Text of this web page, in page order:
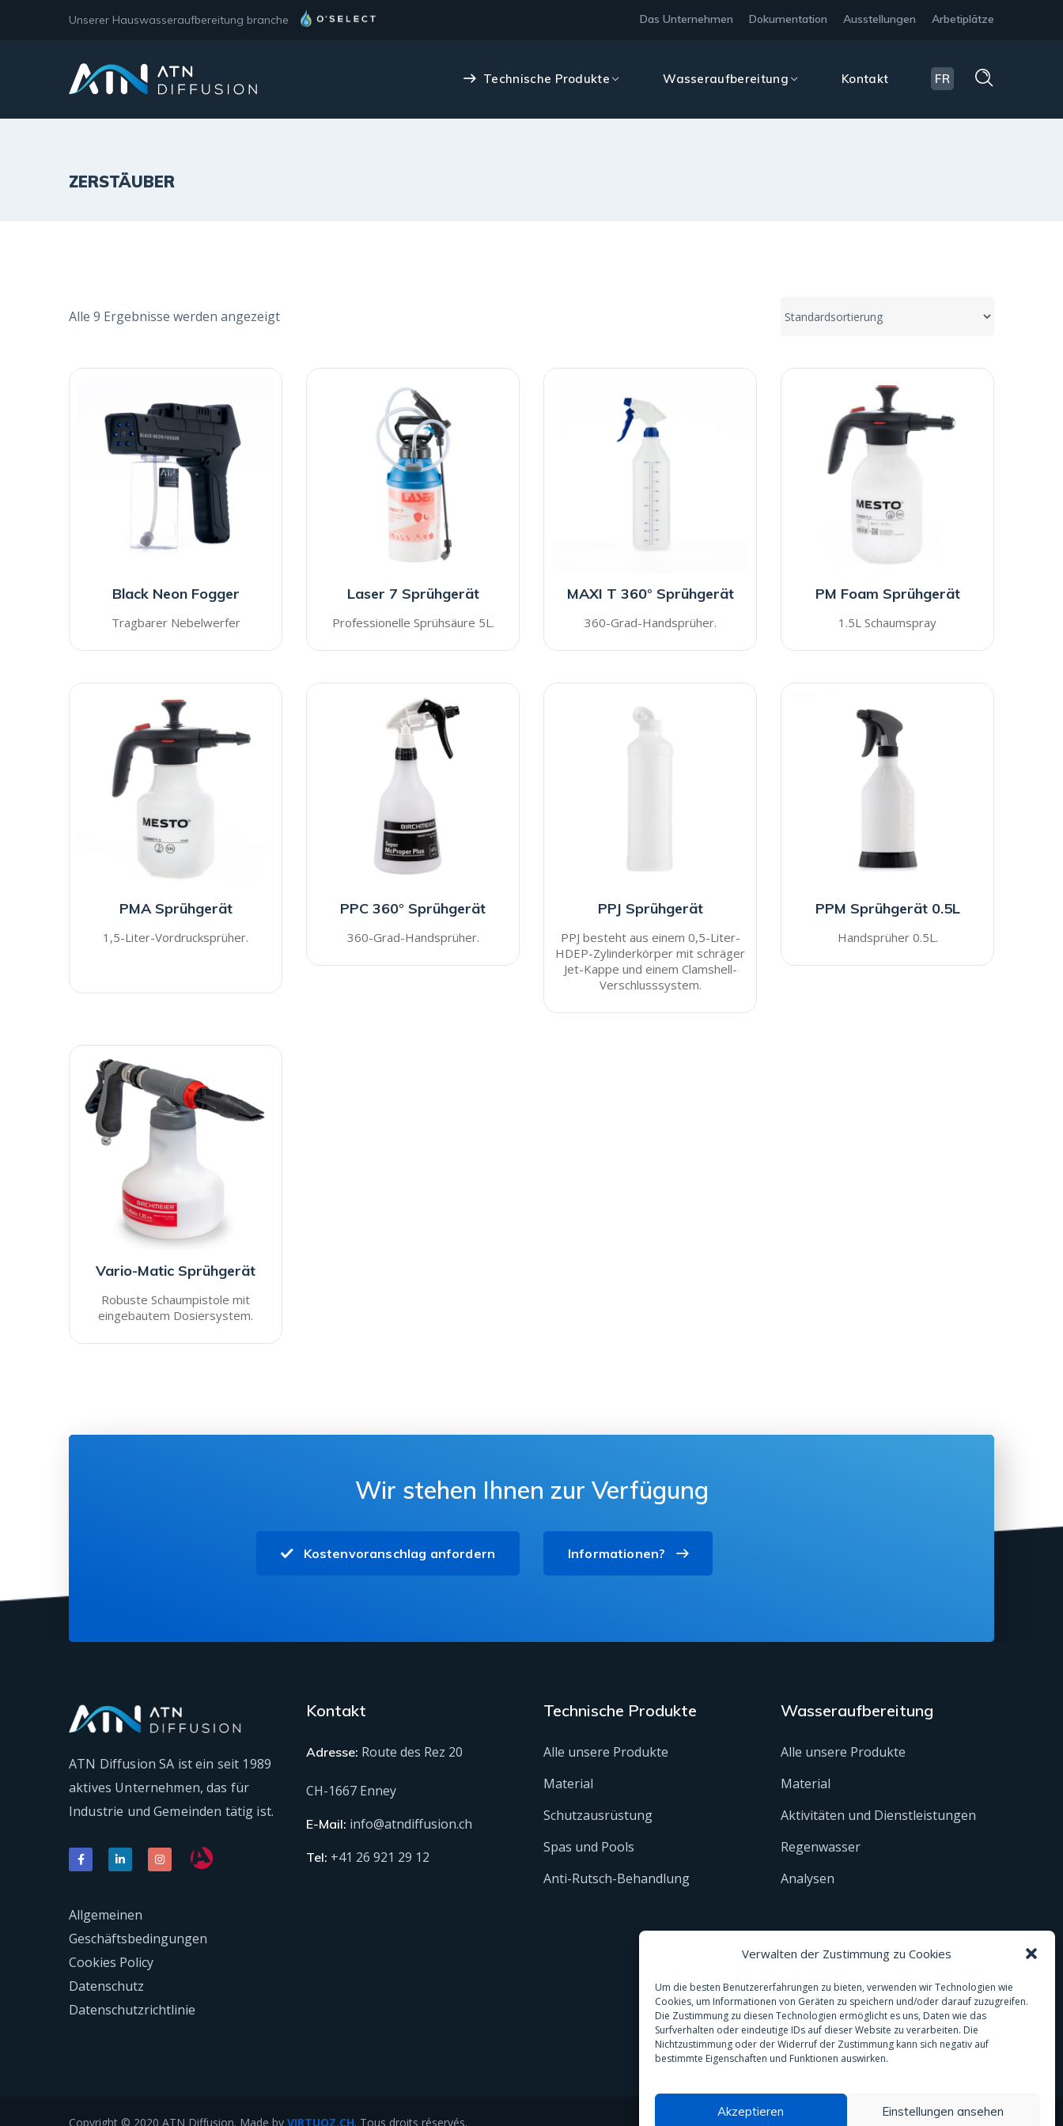
Verwalten der Zustimmung zu Cookies
Um die besten Benutzererfahrungen zu bieten, verwenden wir Technologien wie
Cookies, um Informationen von Geräten zu speichern und/oder darauf zuzugreifen.
Die Zustimmung zu diesen Technologien ermöglicht es uns, Daten wie das
Surfverhalten oder eindeutige IDs auf dieser Website zu verarbeiten. Die
Nichtzustimmung oder der Widerruf der Zustimmung kann sich negativ auf
bestimmte Eigenschaften und Funktionen auswirken.
Akzeptieren Einstellungen ansehen
Unserer Hauswasseraufbereitung branche Das Unternehmen Dokumentation Ausstellungen Arbetiplätze
Technische Produkte Wasseraufbereitung Kontakt FR
ZERSTÄUBER
Alle 9 Ergebnisse werden angezeigt
Black Neon Fogger
Tragbarer Nebelwerfer
Laser 7 Sprühgerät
Professionelle Sprühsäure 5L.
MAXI T 360° Sprühgerät
360-Grad-Handsprüher.
PM Foam Sprühgerät
1.5L Schaumspray
PMA Sprühgerät
1,5-Liter-Vordrucksprüher.
PPC 360° Sprühgerät
360-Grad-Handsprüher.
PPJ Sprühgerät
PPJ besteht aus einem 0,5-Liter-
HDEP-Zylinderkörper mit schräger
Jet-Kappe und einem Clamshell-
Verschlusssystem.
PPM Sprühgerät 0.5L
Handsprüher 0.5L.
Vario-Matic Sprühgerät
Robuste Schaumpistole mit
eingebautem Dosiersystem.
Wir stehen Ihnen zur Verfügung
Kostenvoranschlag anfordern Informationen?
ATN Diffusion SA ist ein seit 1989
aktives Unternehmen, das für
Industrie und Gemeinden tätig ist.
Allgemeinen
Geschäftsbedingungen
Cookies Policy
Datenschutz
Datenschutzrichtlinie
Kontakt
Adresse: Route des Rez 20
CH-1667 Enney
E-Mail: info@atndiffusion.ch
Tel: +41 26 921 29 12
Technische Produkte
Alle unsere Produkte
Material
Schutzausrüstung
Spas und Pools
Anti-Rutsch-Behandlung
Wasseraufbereitung
Alle unsere Produkte
Material
Aktivitäten und Dienstleistungen
Regenwasser
Analysen
Copyright © 2020 ATN Diffusion. Made by VIRTUOZ.CH. Tous droits réservés.